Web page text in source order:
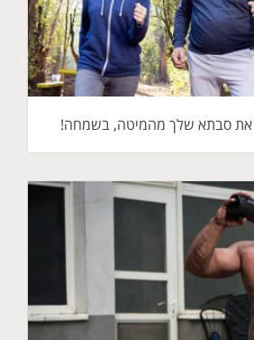
את סבתא שלך מהמיטה, בשמחה!